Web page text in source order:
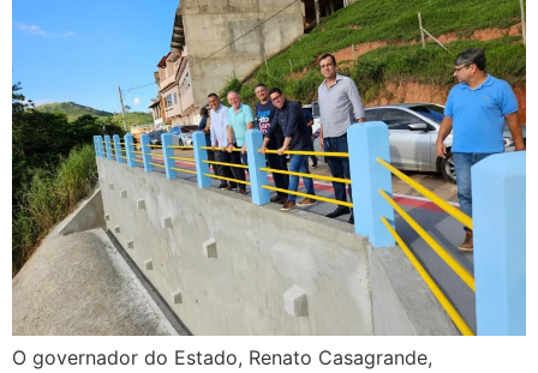
O governador do Estado, Renato Casagrande,